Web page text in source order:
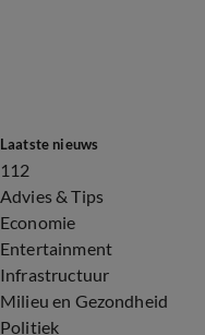
Laatste nieuws
112
Advies & Tips
Economie
Entertainment
Infrastructuur
Milieu en Gezondheid
Politiek